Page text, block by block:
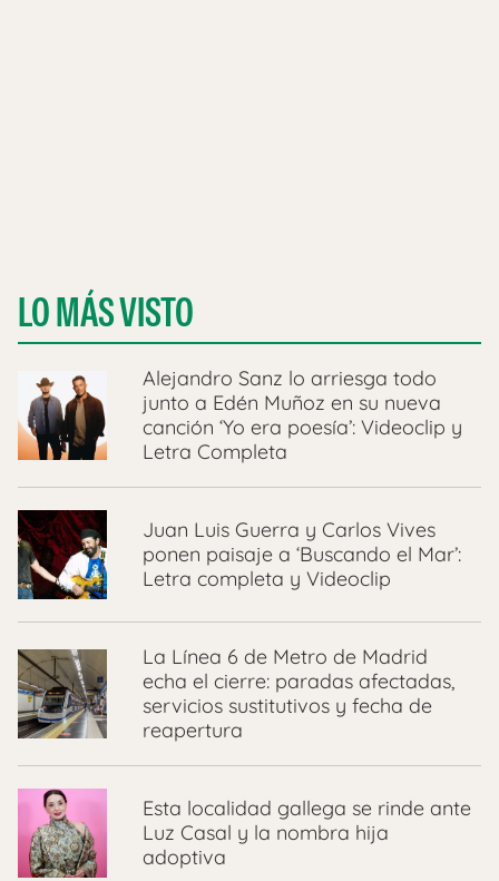
LO MÁS VISTO
Alejandro Sanz lo arriesga todo
junto a Edén Muñoz en su nueva
canción ‘Yo era poesía’: Videoclip y
Letra Completa
Juan Luis Guerra y Carlos Vives
ponen paisaje a ‘Buscando el Mar’:
Letra completa y Videoclip
La Línea 6 de Metro de Madrid
echa el cierre: paradas afectadas,
servicios sustitutivos y fecha de
reapertura
Esta localidad gallega se rinde ante
Luz Casal y la nombra hija
adoptiva